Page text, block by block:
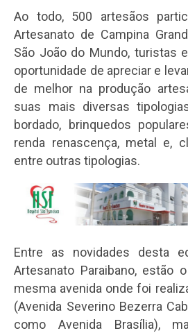
Ao todo, 500 artesãos
Artesanato de Campina
São João do Mundo, turistas
oportunidade de apreciar e
de melhor na produção
suas mais diversas
bordado, brinquedos
renda renascença, metal e,
entre outras tipologias.
Entre as novidades desta
Artesanato Paraibano, estão
mesma avenida onde foi
(Avenida Severino Bezerra
como Avenida Brasília),